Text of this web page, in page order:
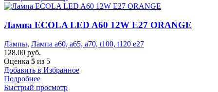
Лампа ECOLA LED A60 12W E27 ORANGE
Лампы, Лампа а60, а65, а70, t100, t120 е27
128.00 руб.
Оценка 5 из 5
Добавить в Избранное
Подробнее
Быстрый просмотр